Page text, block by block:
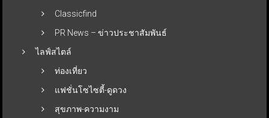
Classicfind
PR News – ข่าวประชาสัมพันธ์
ไลฟ์สไตล์
ท่องเที่ยว
แฟชั่นโซไซตี้-ดูดวง
สุขภาพ-ความงาม